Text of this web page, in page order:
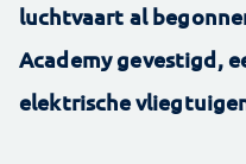
luchtvaart al
Academy gevestigd,
elektrische